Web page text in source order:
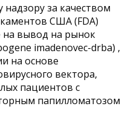
за качеством
США (FDA)
вывод на рынок
imadenovec-drba) ,
на основе
вектора,
пациентов с
папилломатозом